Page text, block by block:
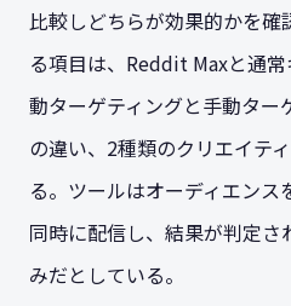
比較しどちらが効果的かを確
る項目は、Reddit Maxと通
動ターゲティングと手動ター
の違い、2種類のクリエイテ
る。ツールはオーディエンス
同時に配信し、結果が判定
みだとしている。